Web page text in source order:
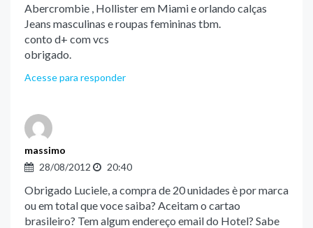
Abercrombie , Hollister em Miami e orlando calças
Jeans masculinas e roupas femininas tbm.
conto d+ com vcs
obrigado.
Acesse para responder
massimo
28/08/2012
20:40
Obrigado Luciele, a compra de 20 unidades è por marca
ou em total que voce saiba? Aceitam o cartao
brasileiro? Tem algum endereço email do Hotel? Sabe